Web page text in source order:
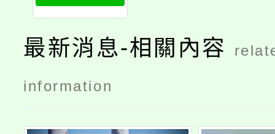
最新消息-相關內容
information